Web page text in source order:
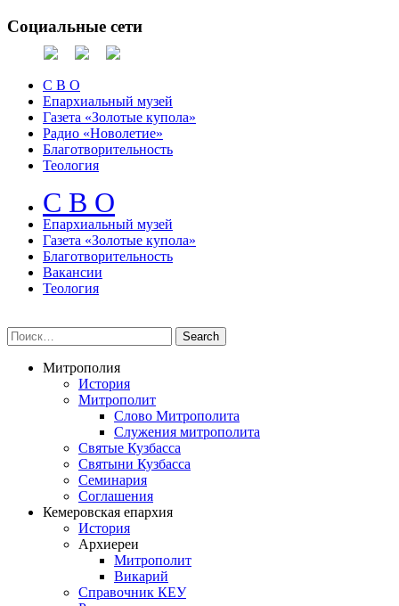
Социальные сети
С В О
Епархиальный музей
Газета «Золотые купола»
Радио «Новолетие»
Благотворительность
Теология
С В О
Епархиальный музeй
Газета «Золотые купола»
Благотворительность
Вакансии
Теология
Митрополия
История
Митрополит
Слово Митрополита
Служения митрополита
Святые Кузбасса
Святыни Кузбасса
Семинария
Соглашения
Кемеровская епархия
История
Архиереи
Митрополит
Викарий
Справочник КЕУ